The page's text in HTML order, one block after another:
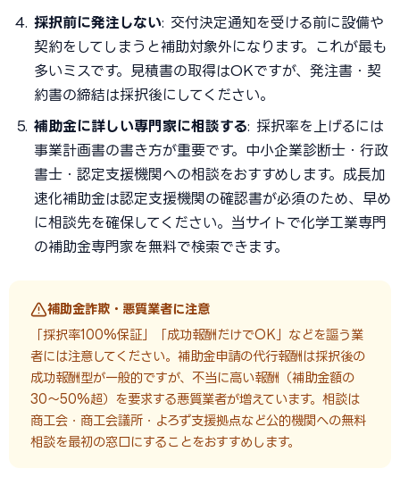
採択前に発注しない: 交付決定通知を受ける前に設備や
契約をしてしまうと補助対象外になります。これが最も
多いミスです。見積書の取得はOKですが、発注書・契
約書の締結は採択後にしてください。
補助金に詳しい専門家に相談する: 採択率を上げるには
事業計画書の書き方が重要です。中小企業診断士・行政
書士・認定支援機関への相談をおすすめします。成長加
速化補助金は認定支援機関の確認書が必須のため、早め
に相談先を確保してください。当サイトで化学工業専門
の補助金専門家を無料で検索できます。
補助金詐欺・悪質業者に注意
「採択率100%保証」「成功報酬だけでOK」などを謳う業
者には注意してください。補助金申請の代行報酬は採択後の
成功報酬型が一般的ですが、不当に高い報酬（補助金額の
30〜50%超）を要求する悪質業者が増えています。相談は
商工会・商工会議所・よろず支援拠点など公的機関への無料
相談を最初の窓口にすることをおすすめします。